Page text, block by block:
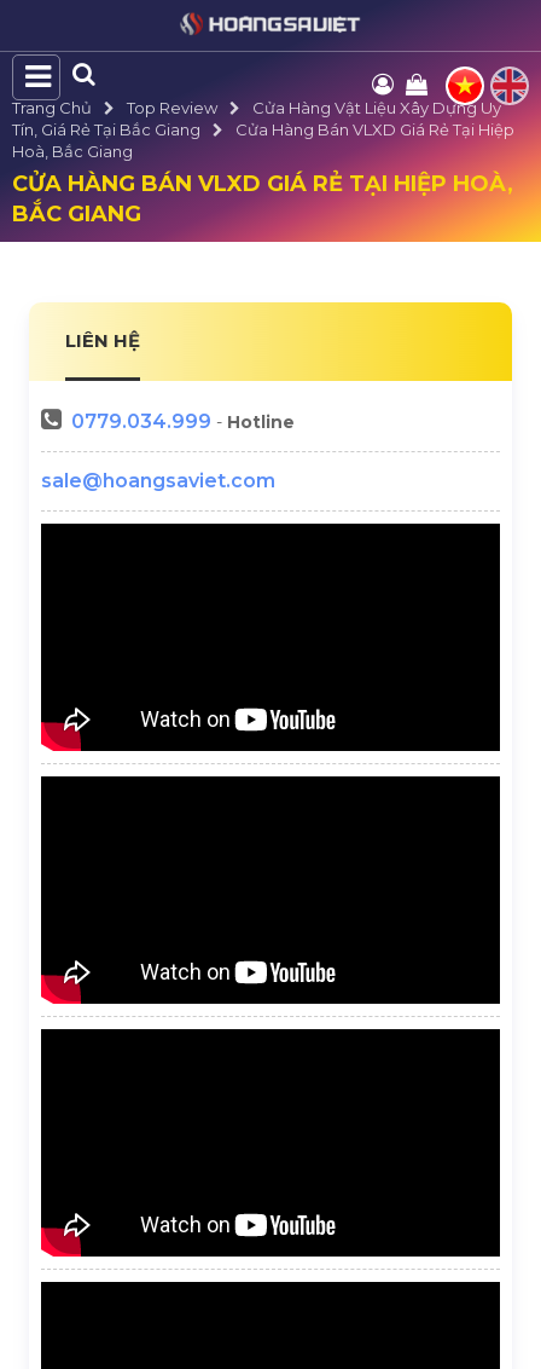
Trang Chủ Top Review
Cửa Hàng Vật Liệu Xây Dựng Uy
Tín, Giá Rẻ Tại Bắc Giang
Cửa Hàng Bán VLXD Giá Rẻ Tại Hiệp
Hoà, Bắc Giang
CỬA HÀNG BÁN VLXD GIÁ RẺ TẠI HIỆP HOÀ,
BẮC GIANG
LIÊN HỆ
0779.034.999 - Hotline
sale@hoangsaviet.com